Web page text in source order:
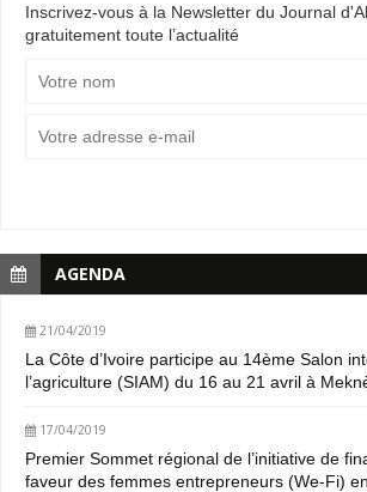
Inscrivez-vous à la Newsletter du Journal
gratuitement toute l’actualité
AGENDA
21/04/2019
La Côte d’Ivoire participe au 14ème Salon
l’agriculture (SIAM) du 16 au 21 avril à
17/04/2019
Premier Sommet régional de l’initiative de
faveur des femmes entrepreneurs (We-Fi)